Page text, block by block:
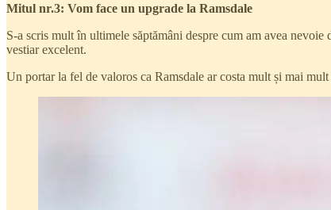
Mitul nr.3: Vom face un upgrade la Ramsdale
S-a scris mult în ultimele săptămâni despre cum am avea
vestiar excelent.
Un portar la fel de valoros ca Ramsdale ar costa mult și mai